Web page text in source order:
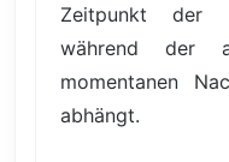
Zeitpunkt der
während der
momentanen
abhängt.